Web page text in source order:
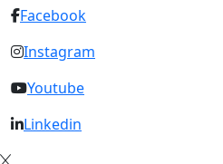
Facebook
Instagram
Youtube
Linkedin